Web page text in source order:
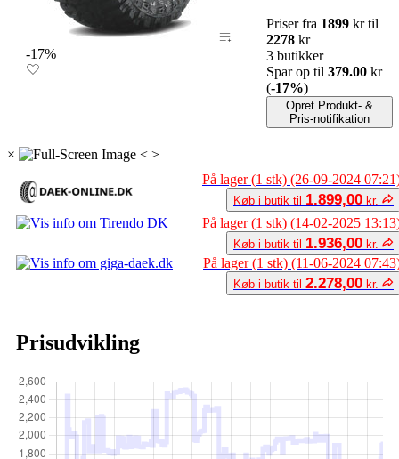
-17%
Priser fra 1899 kr til
2278 kr
3 butikker
Spar op til 379.00 kr
(-17%)
Opret Produkt- &
Pris-notifikation
× < >
På lager (1 stk) (26-09-2024
Køb i butik til 1.899,00 kr.
På lager (1 stk) (14-02-2025
Køb i butik til 1.936,00 kr.
På lager (1 stk) (11-06-2024
Køb i butik til 2.278,00 kr.
Prisudvikling